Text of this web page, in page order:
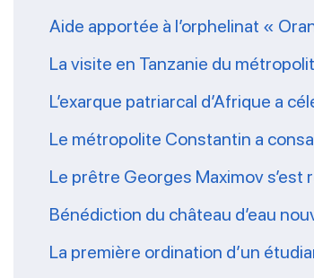
Aide apportée à l’orphelinat «
La visite en Tanzanie du
L’exarque patriarcal d’Afrique a
Le métropolite Constantin a
Le prêtre Georges Maximov
Bénédiction du château d’eau
La première ordination d’un